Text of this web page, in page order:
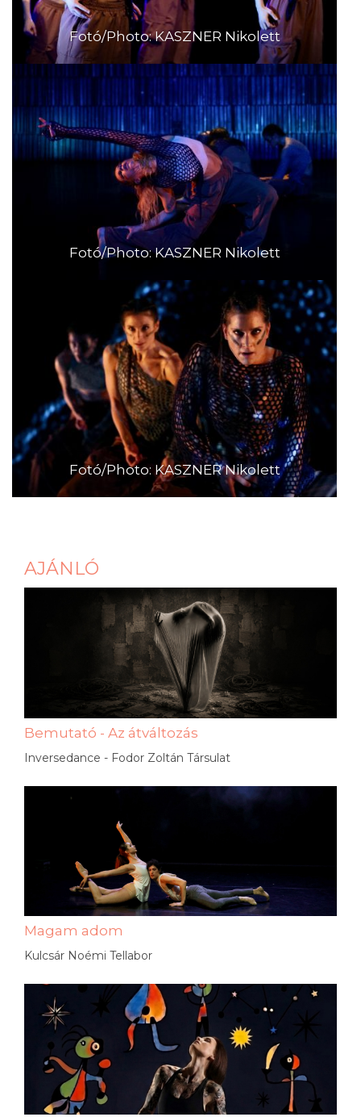
Fotó/Photo: KASZNER Nikolett
Fotó/Photo: KASZNER Nikolett
Fotó/Photo: KASZNER Nikolett
AJÁNLÓ
Bemutató - Az átváltozás
Inversedance - Fodor Zoltán Társulat
Magam adom
Kulcsár Noémi Tellabor